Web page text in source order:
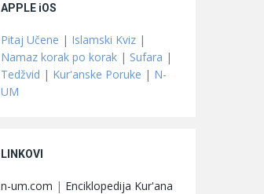
APPLE iOS
Pitaj Učene | Islamski Kviz |
Namaz korak po korak | Sufara |
Tedžvid | Kur'anske Poruke | N-
UM
LINKOVI
n-um.com | Enciklopedija Kur'ana